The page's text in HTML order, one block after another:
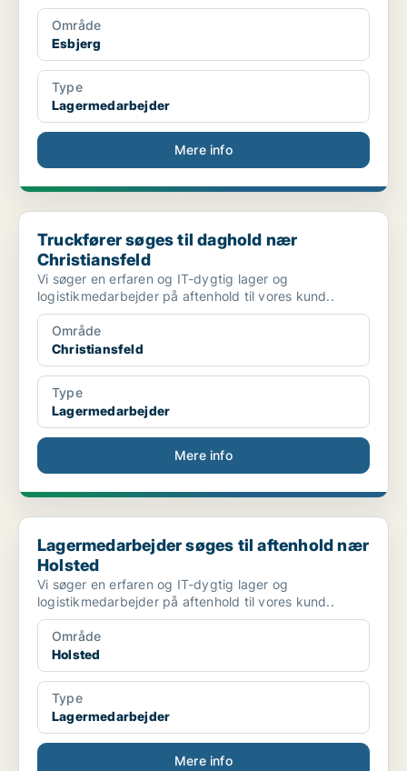
Område
Esbjerg
Type
Lagermedarbejder
Mere info
Truckfører søges til daghold nær Christiansfeld
Truckfører søges til daghold nær
Christiansfeld
Vi søger en erfaren og IT-dygtig lager og
logistikmedarbejder på aftenhold til vores kund..
Område
Christiansfeld
Type
Lagermedarbejder
Mere info
Lagermedarbejder søges til aftenhold nær Holsted
Lagermedarbejder søges til aftenhold nær
Holsted
Vi søger en erfaren og IT-dygtig lager og
logistikmedarbejder på aftenhold til vores kund..
Område
Holsted
Type
Lagermedarbejder
Mere info